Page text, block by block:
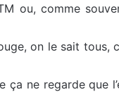
ou, comme
on le sait
ne regarde que